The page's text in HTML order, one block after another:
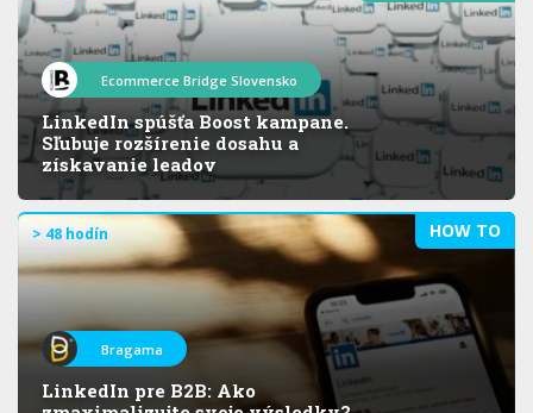
Ecommerce Bridge Slovensko
LinkedIn spúšťa Boost kampane.
Sľubuje rozšírenie dosahu a
získavanie leadov
HOW TO
> 48 hodín
Bragama
LinkedIn pre B2B: Ako